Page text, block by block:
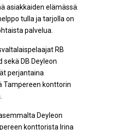
asiakkaiden elämässä.
tulla ja tarjolla on
palvelua.
RB
sekä DB Deyleon
perjantaina
Tampereen konttorin
Deyleon
konttorista Irina